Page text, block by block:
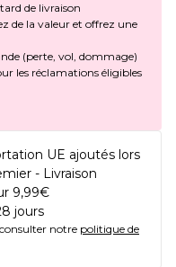
de livraison
de la valeur et offrez une
(perte, vol, dommage)
les réclamations éligibles
UE ajoutés lors
- Livraison
9,99€
jours
notre politique de